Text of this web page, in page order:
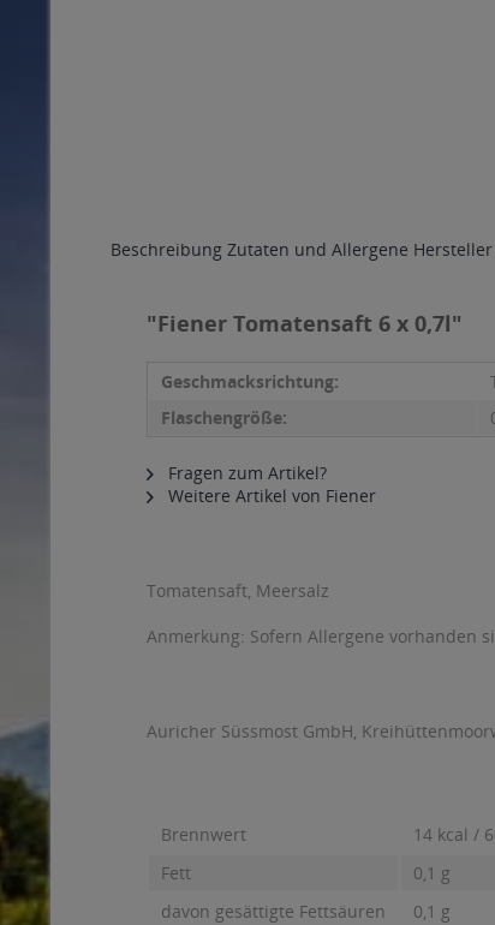
Beschreibung Zutaten und Allergene Hersteller
"Fiener Tomatensaft 6 x 0,7l"
Geschmacksrichtung:
Flaschengröße:
Fragen zum Artikel?
Weitere Artikel von Fiener
Tomatensaft, Meersalz
Anmerkung: Sofern Allergene vorhanden
Auricher Süssmost GmbH,
Brennwert
14 kcal /
Fett
0,1 g
davon gesättigte Fettsäuren
0,1 g